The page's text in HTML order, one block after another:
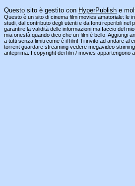
Questo sito è gestito con HyperPublish e
Questo è un sito di cinema film movies amatoriale: le
studi, dal contributo degli utenti e da fonti reperibili nel
garantire la validità delle informazioni ma faccio del
mia onestà quando dico che un film è bello. Aggiungi
a tutti senza limiti come è il film! Ti invito ad andare al
torrent guardare streaming vedere megavideo
anteprima. I copyright dei film / movies appartengono